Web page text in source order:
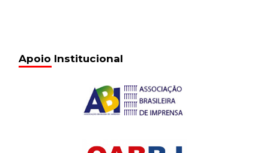
Apoio Institucional